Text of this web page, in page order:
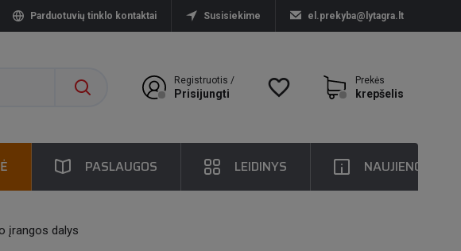
Parduotuvių tinklo kontaktai Susisiekime el.prekyba@lytagra.lt
Prekės
krepšelis
favorite_border
Registruotis /
Prisijungti
PASLAUGOS LEIDINYS NAUJIENOS
įrangos dalys